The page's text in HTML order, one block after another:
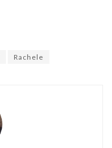
Rachele